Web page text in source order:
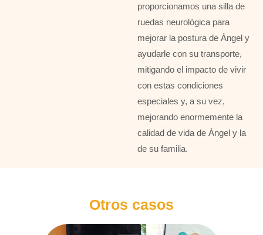
proporcionamos una silla de
ruedas neurológica para
mejorar la postura de Ángel y
ayudarle con su transporte,
mitigando el impacto de vivir
con estas condiciones
especiales y, a su vez,
mejorando enormemente la
calidad de vida de Ángel y la
de su familia.
Otros casos